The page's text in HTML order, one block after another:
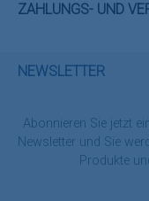
ZAHLUNGS- UND
NEWSLETTER
Abonnieren Sie jetzt
Newsletter und Sie
Produkte